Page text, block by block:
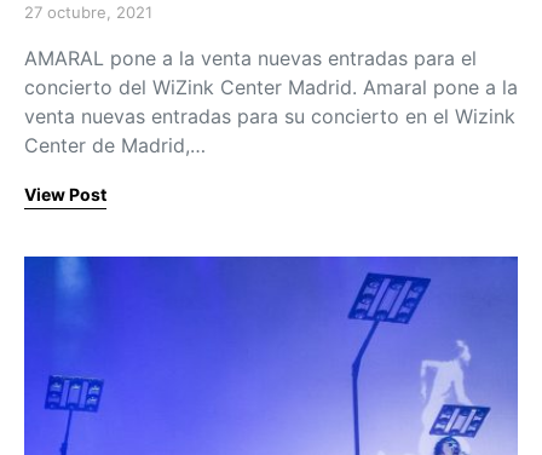
Posted on
27 octubre, 2021
AMARAL pone a la venta nuevas entradas para el
concierto del WiZink Center Madrid. Amaral pone a la
venta nuevas entradas para su concierto en el Wizink
Center de Madrid,…
View Post